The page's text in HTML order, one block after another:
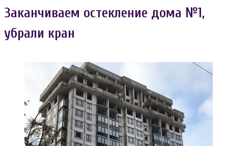
Заканчиваем остекление дома №1,
убрали кран